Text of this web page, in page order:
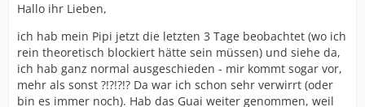
Hallo ihr Lieben,
ich hab mein Pipi jetzt die letzten 3 Tage beobachtet (wo ich
rein theoretisch blockiert hätte sein müssen) und siehe da,
ich hab ganz normal ausgeschieden - mir kommt sogar vor,
mehr als sonst ?!?!?!? Da war ich schon sehr verwirrt (oder
bin es immer noch). Hab das Guai weiter genommen, weil